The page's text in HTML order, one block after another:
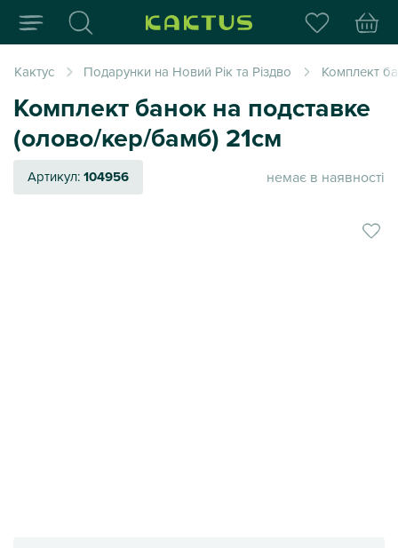
Інтернет-магазин
Кактус Подарунки на Новий Рік та Різдво Комплект
Комплект банок на подставке
(олово/кер/бамб) 21см
Артикул:104956 немає в наявності